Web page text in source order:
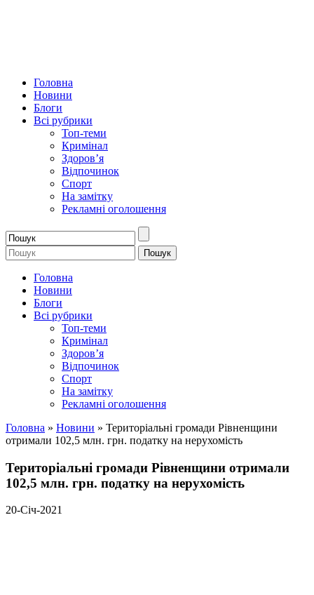
Головна
Новини
Блоги
Всі рубрики
Топ-теми
Кримінал
Здоров’я
Відпочинок
Спорт
На замітку
Рекламні оголошення
Головна
Новини
Блоги
Всі рубрики
Топ-теми
Кримінал
Здоров’я
Відпочинок
Спорт
На замітку
Рекламні оголошення
Головна » Новини » Територіальні громади Рівненщини
отримали 102,5 млн. грн. податку на нерухомість
Територіальні громади Рівненщини отримали
102,5 млн. грн. податку на нерухомість
20-Січ-2021